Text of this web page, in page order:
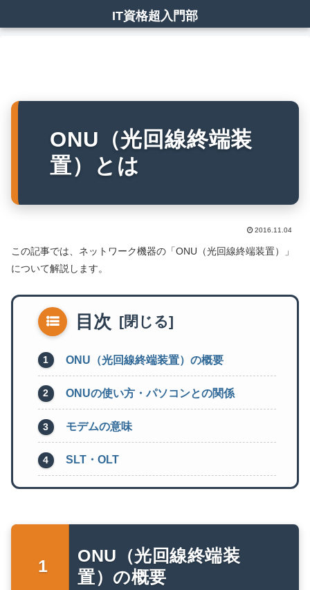
IT資格超入門部
ONU（光回線終端装
置）とは
2016.11.04
この記事では、ネットワーク機器の「ONU（光回線終端装置）」
について解説します。
目次
ONU（光回線終端装置）の概要
ONUの使い方・パソコンとの関係
モデムの意味
SLT・OLT
ONU（光回線終端装
置）の概要